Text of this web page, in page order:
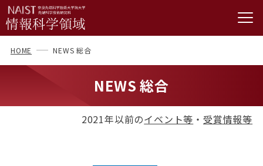
HOME NEWS 総合
NEWS 総合
2021年以前のイベント等 ・ 受賞情報等